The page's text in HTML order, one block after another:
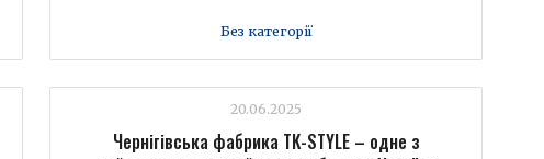
Без категорії
20.06.2025
Чернігівська фабрика TK-STYLE – одне з